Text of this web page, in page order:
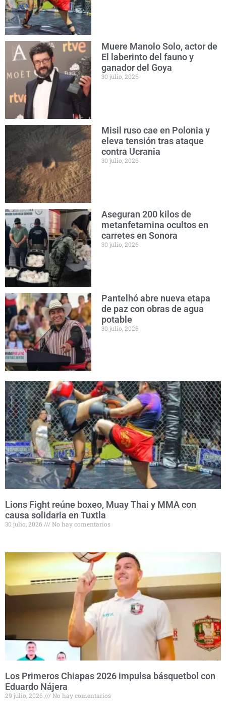
Muere Manolo Solo, actor de
El laberinto del fauno y
ganador del Goya
30 julio, 2026
Misil ruso cae en Polonia y
eleva tensión tras ataque
contra Ucrania
30 julio, 2026
Aseguran 200 kilos de
metanfetamina ocultos en
carretes en Sonora
30 julio, 2026
Pantelhó abre nueva etapa
de paz con obras de agua
potable
30 julio, 2026
Lions Fight reúne boxeo, Muay Thai y MMA con
causa solidaria en Tuxtla
30 julio, 2026 No hay comentarios
Los Primeros Chiapas 2026 impulsa básquetbol con
Eduardo Nájera
29 julio, 2026 No hay comentarios